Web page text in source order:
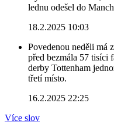
lednu odešel do
18.2.2025 10:03
Povedenou neděli má
před bezmála 57 tisíci
derby Tottenham
třetí místo.
16.2.2025 22:25
Více slov